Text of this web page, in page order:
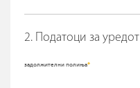
2. Податоци за уредот
задолжителни полиња*